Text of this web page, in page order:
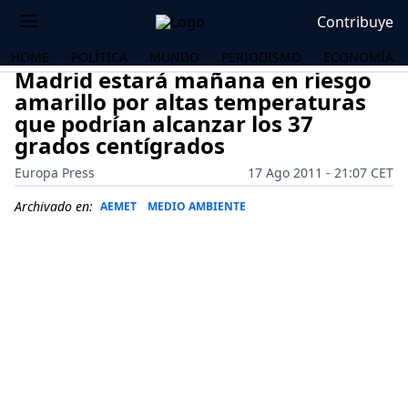
Contribuye
HOME POLÍTICA MUNDO PERIODISMO ECONOMÍA
Madrid estará mañana en riesgo
amarillo por altas temperaturas
que podrían alcanzar los 37
grados centígrados
Europa Press
17 Ago 2011 - 21:07 CET
Archivado en: AEMET MEDIO AMBIENTE